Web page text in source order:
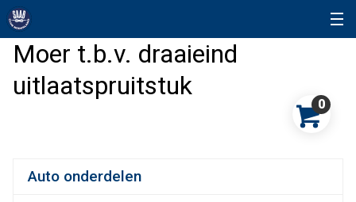
Moer t.b.v. draaieind
uitlaatspruitstuk
0
Auto onderdelen